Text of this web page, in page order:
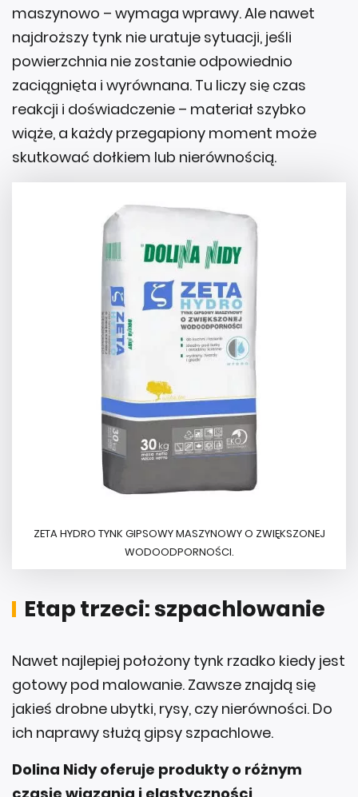
maszynowo – wymaga wprawy. Ale nawet
najdroższy tynk nie uratuje sytuacji, jeśli
powierzchnia nie zostanie odpowiednio
zaciągnięta i wyrównana. Tu liczy się czas
reakcji i doświadczenie – materiał szybko
wiąże, a każdy przegapiony moment może
skutkować dołkiem lub nierównością.
ZETA HYDRO TYNK GIPSOWY MASZYNOWY O ZWIĘKSZONEJ
WODOODPORNOŚCI.
Etap trzeci: szpachlowanie
Nawet najlepiej położony tynk rzadko kiedy jest
gotowy pod malowanie. Zawsze znajdą się
jakieś drobne ubytki, rysy, czy nierówności. Do
ich naprawy służą gipsy szpachlowe.
Dolina Nidy oferuje produkty o różnym